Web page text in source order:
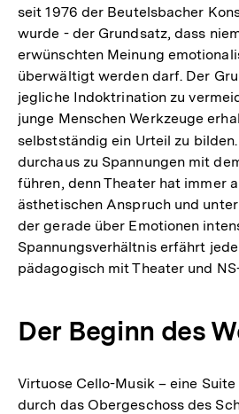
seit 1976 der Beutelsbacher
wurde - der Grundsatz, dass
erwünschten Meinung
überwältigt werden darf. Der
jegliche Indoktrination zu
junge Menschen Werkzeuge
selbstständig ein Urteil zu bilden.
durchaus zu Spannungen mit
führen, denn Theater hat immer
ästhetischen Anspruch und
der gerade über Emotionen
Spannungsverhältnis erfährt
pädagogisch mit Theater und
Der Beginn des
Virtuose Cello-Musik – eine Suite
durch das Obergeschoss des